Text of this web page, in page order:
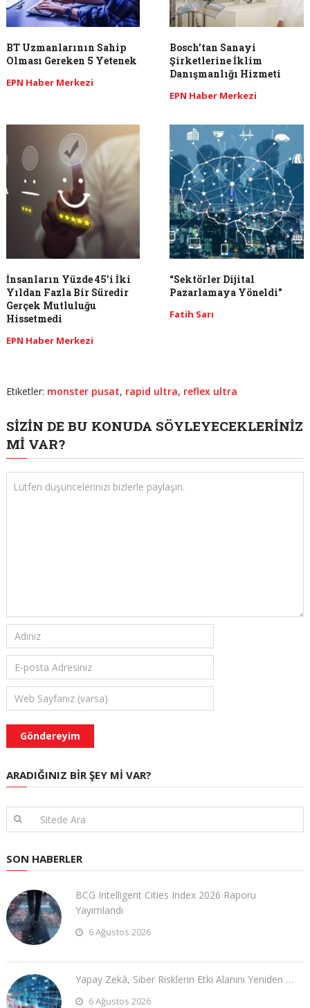
BT Uzmanlarının Sahip
Olması Gereken 5 Yetenek
EPN Haber Merkezi
Bosch’tan Sanayi
Şirketlerine İklim
Danışmanlığı Hizmeti
EPN Haber Merkezi
İnsanların Yüzde 45’i İki
Yıldan Fazla Bir Süredir
Gerçek Mutluluğu
Hissetmedi
EPN Haber Merkezi
“Sektörler Dijital
Pazarlamaya Yöneldi”
Fatih Sarı
Etiketler: monster pusat, rapid ultra, reflex ultra
SIZIN DE BU KONUDA SÖYLEYECEKLERINIZ
MI VAR?
ARADIĞINIZ BIR ŞEY MI VAR?
SON HABERLER
BCG Intelligent Cities Index 2026 Raporu
Yayımlandı
6 Ağustos 2026
Yapay Zekâ, Siber Risklerin Etki Alanını Yeniden …
6 Ağustos 2026